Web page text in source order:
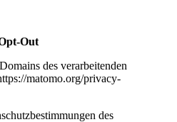
Out
des verarbeitenden
matomo.org/privacy-
des